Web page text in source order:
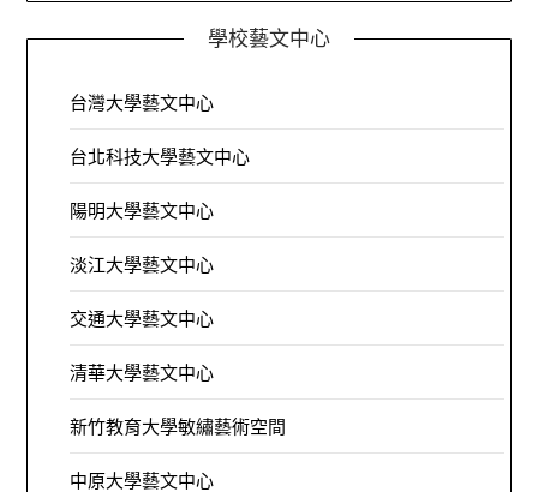
學校藝文中心
台灣大學藝文中心
台北科技大學藝文中心
陽明大學藝文中心
淡江大學藝文中心
交通大學藝文中心
清華大學藝文中心
新竹教育大學敏繡藝術空間
中原大學藝文中心